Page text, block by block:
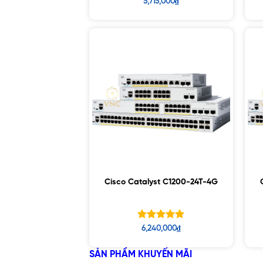
5,715,000₫
Cisco Catalyst C1200-24T-4G
Được xếp
5 sao
6,240,000₫
SẢN PHẨM KHUYẾN MÃI